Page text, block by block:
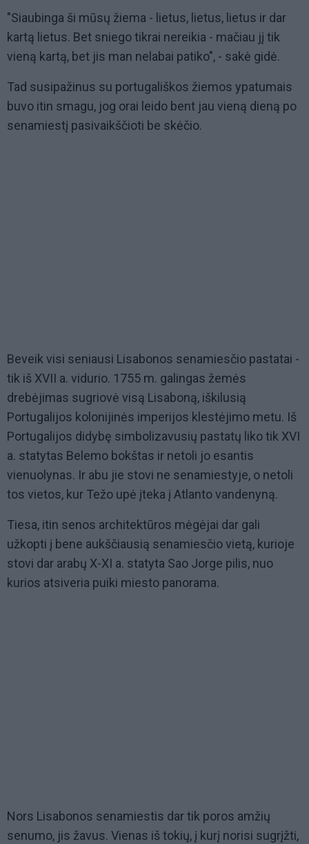
"Siaubinga ši mūsų žiema - lietus, lietus, lietus ir dar
kartą lietus. Bet sniego tikrai nereikia - mačiau jį tik
vieną kartą, bet jis man nelabai patiko", - sakė gidė.
Tad susipažinus su portugališkos žiemos ypatumais
buvo itin smagu, jog orai leido bent jau vieną dieną po
senamiestį pasivaikščioti be skėčio.
Beveik visi seniausi Lisabonos senamiesčio pastatai -
tik iš XVII a. vidurio. 1755 m. galingas žemės
drebėjimas sugriovė visą Lisaboną, iškilusią
Portugalijos kolonijinės imperijos klestėjimo metu. Iš
Portugalijos didybę simbolizavusių pastatų liko tik XVI
a. statytas Belemo bokštas ir netoli jo esantis
vienuolynas. Ir abu jie stovi ne senamiestyje, o netoli
tos vietos, kur Težo upė įteka į Atlanto vandenyną.
Tiesa, itin senos architektūros mėgėjai dar gali
užkopti į bene aukščiausią senamiesčio vietą, kurioje
stovi dar arabų X-XI a. statyta Sao Jorge pilis, nuo
kurios atsiveria puiki miesto panorama.
Nors Lisabonos senamiestis dar tik poros amžių
senumo, jis žavus. Vienas iš tokių, į kurį norisi sugrįžti,